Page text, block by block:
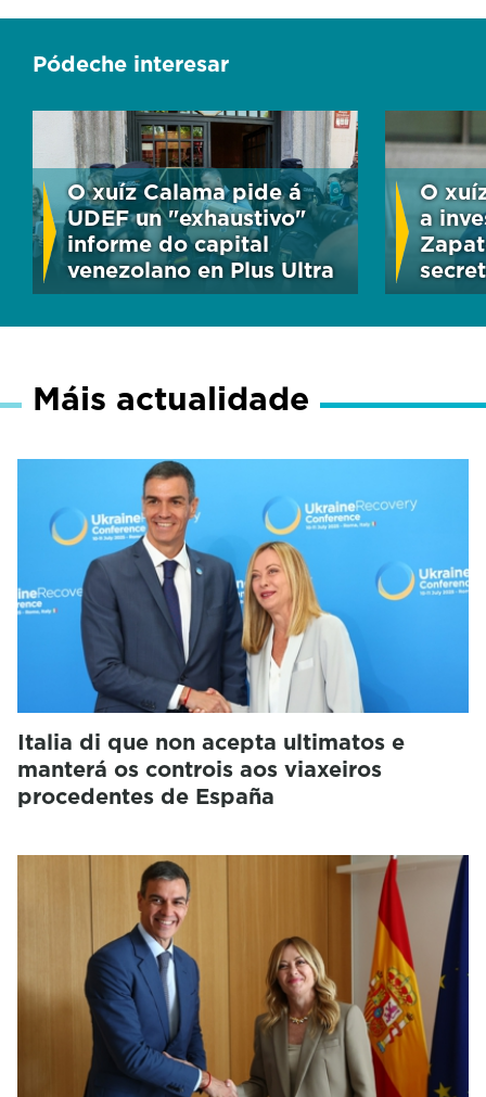
Pódeche interesar
O xuíz Calama pide á
UDEF un "exhaustivo"
informe do capital
venezolano en Plus Ultra
O
a
Máis actualidade
Italia di que non acepta ultimatos e
manterá os controis aos viaxeiros
procedentes de España